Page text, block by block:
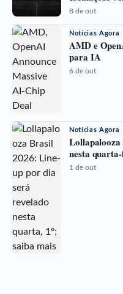
8 de out
Notícias Agora
AMD e
para IA
6 de out
Notícias Agora
nesta
1 de out